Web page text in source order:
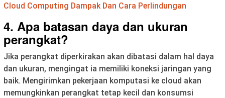
Cloud Computing Dampak Dan Cara Perlindungan
4. Apa batasan daya dan ukuran
perangkat?
Jika perangkat diperkirakan akan dibatasi dalam hal daya
dan ukuran, mengingat ia memiliki koneksi jaringan yang
baik. Mengirimkan pekerjaan komputasi ke cloud akan
memungkinkan perangkat tetap kecil dan konsumsi